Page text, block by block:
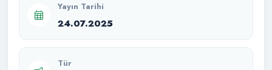
Yayın Tarihi
24.07.2025
Tür